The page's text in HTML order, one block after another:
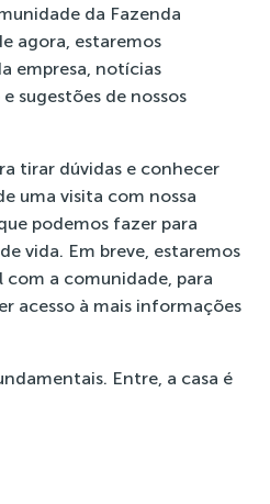
da Fazenda
agora, estaremos
empresa, notícias
sugestões de nossos
tirar dúvidas e conhecer
uma visita com nossa
podemos fazer para
vida. Em breve, estaremos
com a comunidade, para
acesso à mais informações
Entre, a casa é